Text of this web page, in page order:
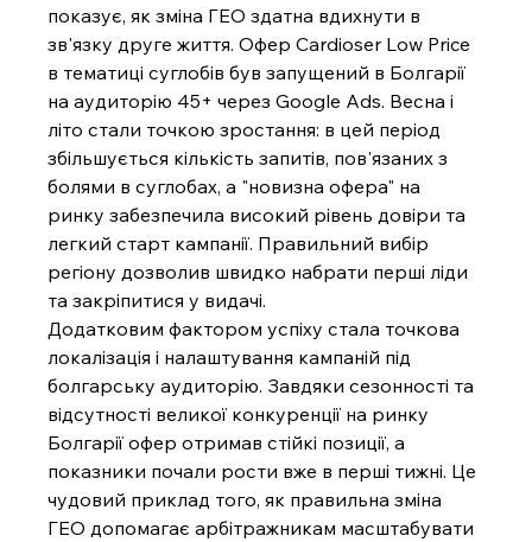
показує, як зміна ГЕО здатна вдихнути в
зв'язку друге життя. Офер Cardioser Low Price
в тематиці суглобів був запущений в Болгарії
на аудиторію 45+ через Google Ads. Весна і
літо стали точкою зростання: в цей період
збільшується кількість запитів, пов'язаних з
болями в суглобах, а "новизна офера" на
ринку забезпечила високий рівень довіри та
легкий старт кампанії. Правильний вибір
регіону дозволив швидко набрати перші ліди
та закріпитися у видачі.
Додатковим фактором успіху стала точкова
локалізація і налаштування кампаній під
болгарську аудиторію. Завдяки сезонності та
відсутності великої конкуренції на ринку
Болгарії офер отримав стійкі позиції, а
показники почали рости вже в перші тижні. Це
чудовий приклад того, як правильна зміна
ГЕО допомагає арбітражникам масштабувати